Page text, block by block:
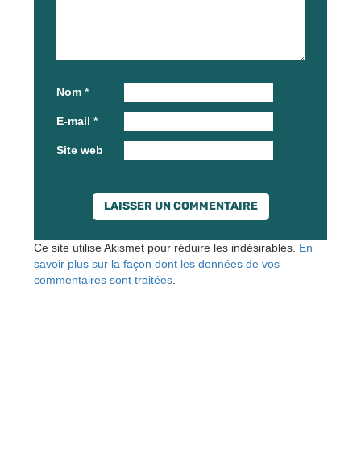
Nom *
E-mail *
Site web
Ce site utilise Akismet pour réduire les indésirables. En
savoir plus sur la façon dont les données de vos
commentaires sont traitées